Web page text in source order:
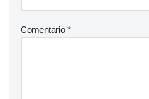
Comentario *